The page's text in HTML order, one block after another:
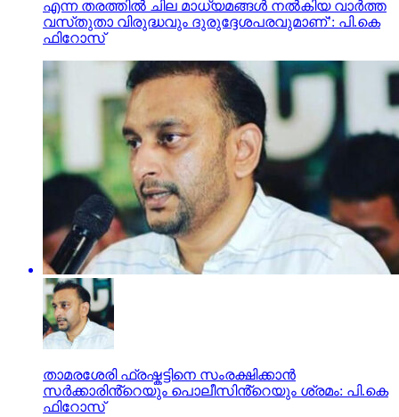
എന്ന തരത്തിൽ ചില മാധ്യമങ്ങൾ നൽകിയ വാർത്ത
വസ്‌തുതാ വിരുദ്ധവും ദുരുദ്ദേശപരവുമാണ്’: പി.കെ
ഫിറോസ്‌
താമരശേരി ഫ്രഷ്കട്ടിനെ സംരക്ഷിക്കാൻ
സർക്കാരിൻ്റെയും പൊലീസിൻ്റെയും ശ്രമം: പി.കെ
ഫിറോസ്